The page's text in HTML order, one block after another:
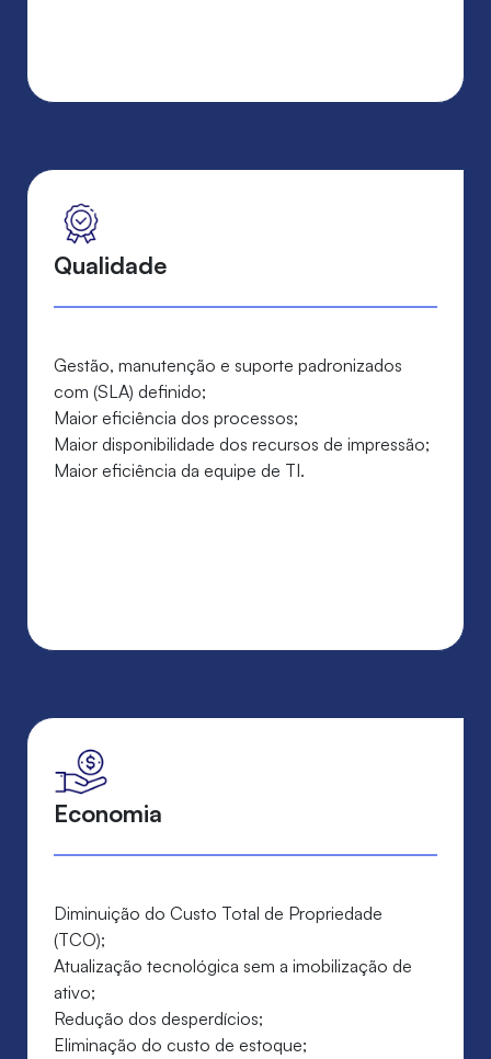
Qualidade
Gestão, manutenção e suporte padronizados
com (SLA) definido;
Maior eficiência dos processos;
Maior disponibilidade dos recursos de impressão;
Maior eficiência da equipe de TI.
Economia
Diminuição do Custo Total de Propriedade
(TCO);
Atualização tecnológica sem a imobilização de
ativo;
Redução dos desperdícios;
Eliminação do custo de estoque;